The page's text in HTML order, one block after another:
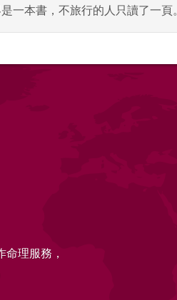
一本書，不旅行的人只讀了一頁。
理服務，